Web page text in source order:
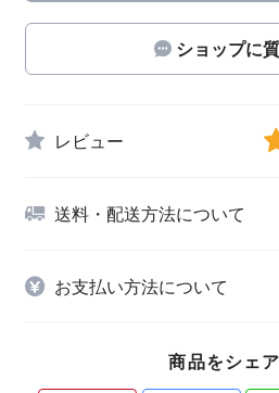
ショップに
レビュー
送料・配送方法について
お支払い方法について
商品をシェ